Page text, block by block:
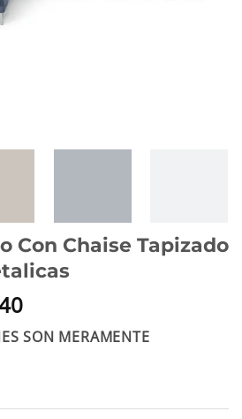
Con Chaise Tapizado
El
precio
actual
SON MERAMENTE